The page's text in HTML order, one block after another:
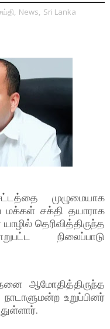
, News, Sri Lanka
முழுமையாக
மக்கள் சக்தி தயாராக
தெரிவித்திருந்த
நிலைப்பாடு
ஆமோதித்திருந்த
உறுப்பினர்